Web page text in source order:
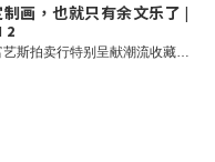
画，也就只有余文乐了 |
2
2023-06-28 ... 由 Phillips 富艺斯拍卖行特别呈献潮流收藏文化探索节目《COLLECTIONS》（收藏在哪里？）第二季正式上架。我们有幸能走进大男孩余文乐的收藏世界，正如余文乐所言「男人总是一个长不大的大男孩」，收藏成为了像阿乐和许多大男孩们长大后的共同爱好。无论是节目中我们展示的自行车或是 adidas 与 Gucci 联乘球鞋，都是大男孩们很难拒绝的收藏类别！今集我们更有机会和阿乐一起现场开箱一幅来自备受尊敬的美国涂鸦大师 Futura 的定制作品！各位热爱收藏的大男孩们请勿错过！ 《COLLECTIONS》以 COMPLEX 经典节目《Closets》为蓝本，我们将继续与潮流文化界的 OG 和新世代收藏家们做交流，探索收藏家及他们最引以为傲的藏品背后的文化和故事，本季嘉宾包括：香港潮流教父葛民辉、潮流 Icon 余文乐、《Vogue》台湾主编孙怡、Cookie DPT 创始人Wil Fang 等，你最期待看到哪一位的收藏？ 关于 Phillips 富艺斯 富艺斯拍卖行（Phillips）为全球首屈一指的二十及廿一世纪艺术与设计品交易平台，在二十世纪及当代艺术、设计、摄影、版本作品、名表及珠宝各方面均具丰富经验，致力为收藏家提供专业卓越的服务及意见。富艺斯于纽约、伦敦、日内瓦及香港均设有拍卖中心。 富艺斯香港秋季拍卖即将于 11 月 27 日至 12 月 1 日在金钟 JW 万豪酒店举行，呈献二十世纪及当代艺术和设计佳作、珍贵名表及精美珠宝。观看拍卖直播、浏览电子图录及参与网络竞投请浏览 www.phillips.com。